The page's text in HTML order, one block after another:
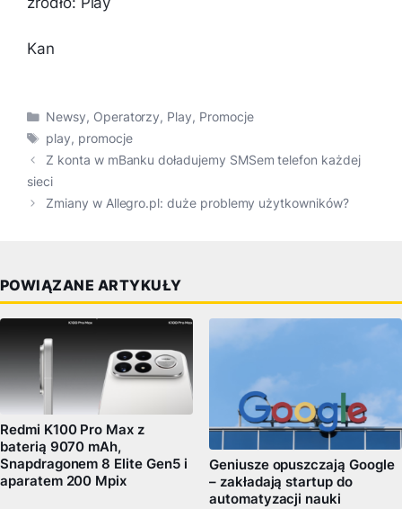
Kan
Kategorie
Newsy, Operatorzy, Play, Promocje
Tagi
play, promocje
Z konta w mBanku doładujemy SMSem telefon każdej
sieci
Zmiany w Allegro.pl: duże problemy użytkowników?
POWIĄZANE ARTYKUŁY
Redmi K100 Pro Max z
baterią 9070 mAh,
Snapdragonem 8 Elite Gen5 i
aparatem 200 Mpix
Geniusze opuszczają Google
– zakładają startup do
automatyzacji nauki